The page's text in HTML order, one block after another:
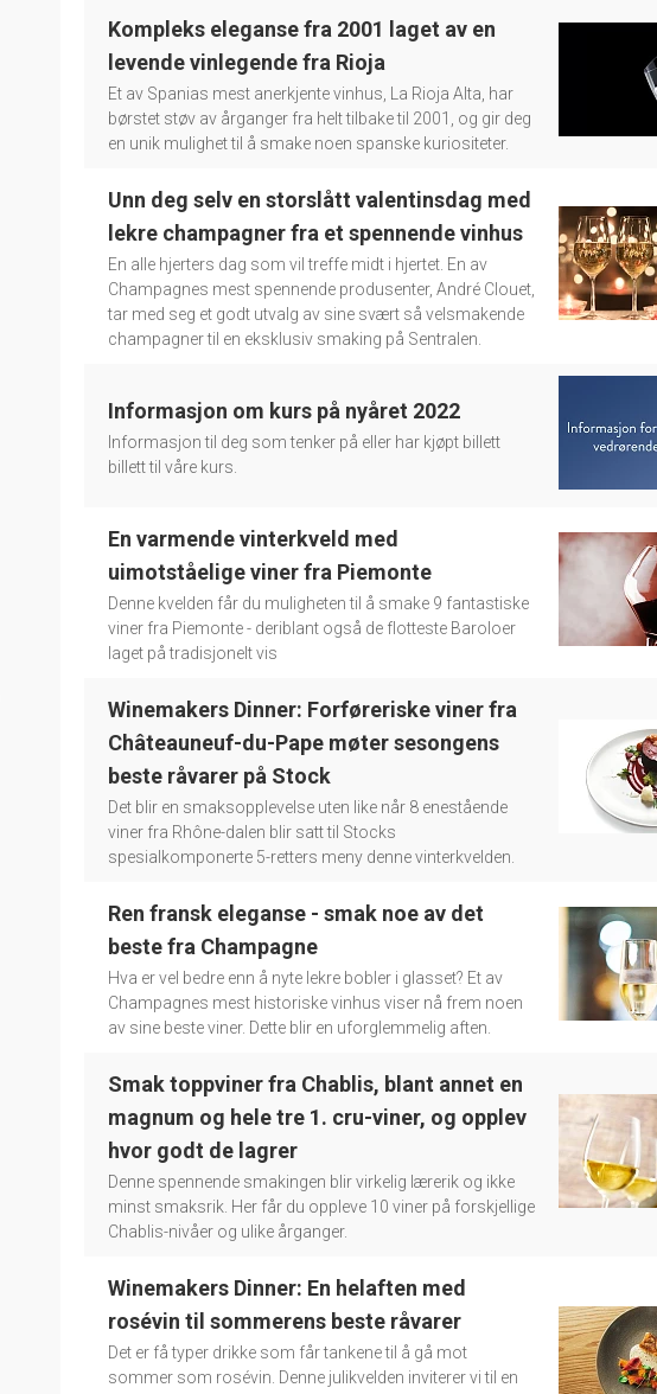
Kompleks eleganse fra 2001 laget av en
levende vinlegende fra Rioja
Et av Spanias mest anerkjente vinhus, La Rioja Alta, har
børstet støv av årganger fra helt tilbake til 2001, og gir deg
en unik mulighet til å smake noen spanske kuriositeter.
Unn deg selv en storslått valentinsdag med
lekre champagner fra et spennende vinhus
En alle hjerters dag som vil treffe midt i hjertet. En av
Champagnes mest spennende produsenter, André Clouet,
tar med seg et godt utvalg av sine svært så velsmakende
champagner til en eksklusiv smaking på Sentralen.
Informasjon om kurs på nyåret 2022
Informasjon til deg som tenker på eller har kjøpt billett
billett til våre kurs.
En varmende vinterkveld med
uimotståelige viner fra Piemonte
Denne kvelden får du muligheten til å smake 9 fantastiske
viner fra Piemonte - deriblant også de flotteste Baroloer
laget på tradisjonelt vis
Winemakers Dinner: Forføreriske viner fra
Châteauneuf-du-Pape møter sesongens
beste råvarer på Stock
Det blir en smaksopplevelse uten like når 8 enestående
viner fra Rhône-dalen blir satt til Stocks
spesialkomponerte 5-retters meny denne vinterkvelden.
Ren fransk eleganse - smak noe av det
beste fra Champagne
Hva er vel bedre enn å nyte lekre bobler i glasset? Et av
Champagnes mest historiske vinhus viser nå frem noen
av sine beste viner. Dette blir en uforglemmelig aften.
Smak toppviner fra Chablis, blant annet en
magnum og hele tre 1. cru-viner, og opplev
hvor godt de lagrer
Denne spennende smakingen blir virkelig lærerik og ikke
minst smaksrik. Her får du oppleve 10 viner på forskjellige
Chablis-nivåer og ulike årganger.
Winemakers Dinner: En helaften med
rosévin til sommerens beste råvarer
Det er få typer drikke som får tankene til å gå mot
sommer som rosévin. Denne julikvelden inviterer vi til en